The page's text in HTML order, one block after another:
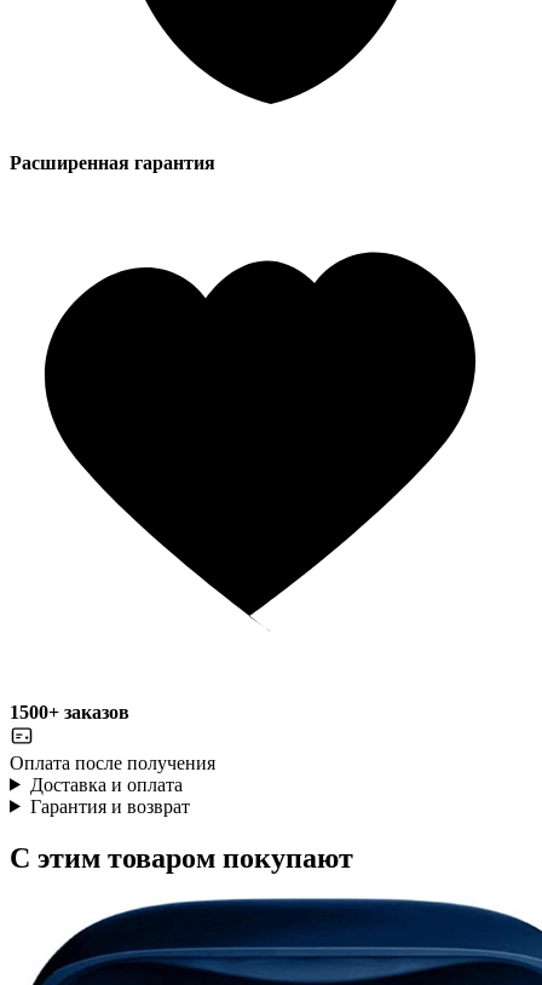
Расширенная гарантия
1500+ заказов
Оплата после получения
Доставка и оплата
Гарантия и возврат
С этим товаром покупают